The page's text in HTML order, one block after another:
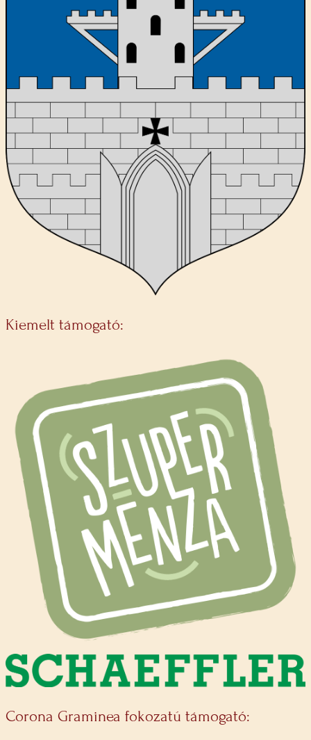
Kiemelt támogató:
Corona Graminea fokozatú támogató: